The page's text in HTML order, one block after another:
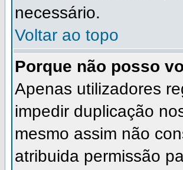
necessário.
Voltar ao topo
Porque não posso
Apenas utilizadores
impedir duplicação
mesmo assim não
atribuida permissão